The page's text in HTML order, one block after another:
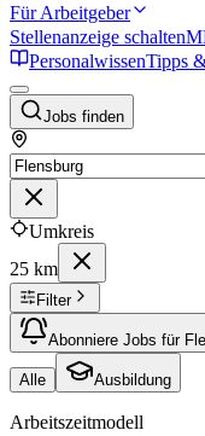
Für Arbeitgeber
Stellenanzeige schalten
PersonalwissenTipps
Jobs finden
Umkreis
25 km
Filter
Abonniere Jobs für
Alle Ausbildung
Arbeitszeitmodell